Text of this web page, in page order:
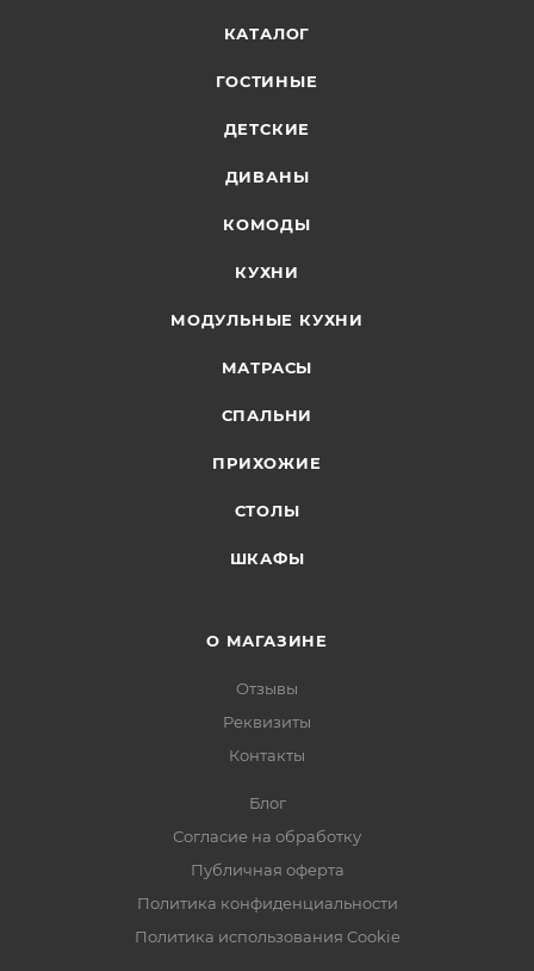
КАТАЛОГ
ГОСТИНЫЕ
ДЕТСКИЕ
ДИВАНЫ
КОМОДЫ
КУХНИ
МОДУЛЬНЫЕ КУХНИ
МАТРАСЫ
СПАЛЬНИ
ПРИХОЖИЕ
СТОЛЫ
ШКАФЫ
О МАГАЗИНЕ
Отзывы
Реквизиты
Контакты
Блог
Согласие на обработку
Публичная оферта
Политика конфиденциальности
Политика использования Cookie